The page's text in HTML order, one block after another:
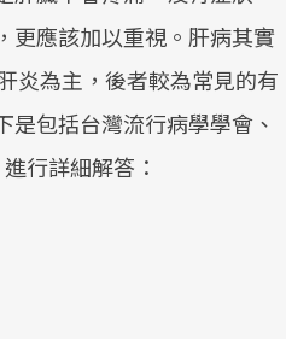
更應該加以重視。肝病其實
炎為主，後者較為常見的有
是包括台灣流行病學學會、
行詳細解答：